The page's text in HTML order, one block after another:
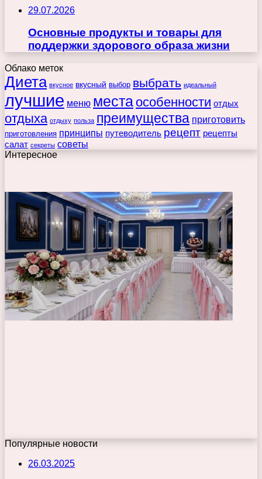
29.07.2026
Основные продукты и товары для
поддержки здорового образа жизни
Облако меток
Диета вкусное вкусный выбор выбрать идеальный
лучшие меню места особенности отдых
отдыха отдыху польза преимущества приготовить
приготовления принципы путеводитель рецепт рецепты
салат секреты советы
Интересное
Популярные новости
26.03.2025